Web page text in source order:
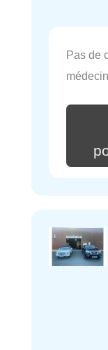
Pas de
médecin.